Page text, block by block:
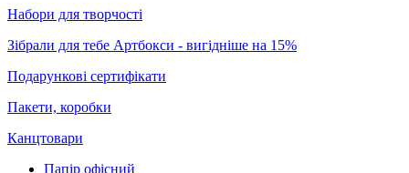
Набори для творчості
Зібрали для тебе Артбокси - вигідніше на 15%
Подарункові сертифікати
Пакети, коробки
Канцтовари
Папір офісний